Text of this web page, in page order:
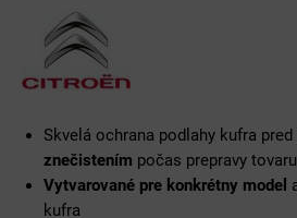
Skvelá ochrana podlahy kufra pred
znečistením počas prepravy tovaru
Vytvarované pre konkrétny model
kufra